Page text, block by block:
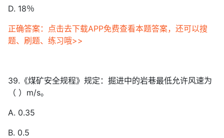
D. 18％
正确答案：点击去下载APP免费查看本题答案，还可以搜
题、刷题、练习哦>>
39.《煤矿安全规程》规定：掘进中的岩巷最低允许风速为
（ ）m/s。
A. 0.35
B. 0.5